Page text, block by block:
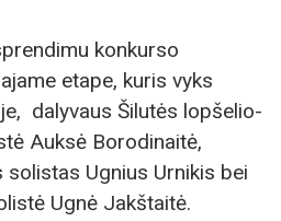
konkurso
etape, kuris vyks
dalyvaus Šilutės lopšelio-
Auksė Borodinaitė,
Ugnius Urnikis bei
Ugnė Jakštaitė.